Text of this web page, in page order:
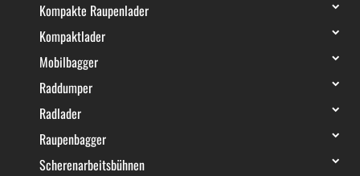
Kompakte Raupenlader
Kompaktlader
Mobilbagger
Raddumper
Radlader
Raupenbagger
Scherenarbeitsbühnen